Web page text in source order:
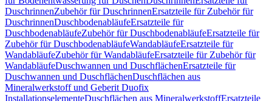
DuschrinnenZubehör für DuschrinnenErsatzteile für Zubehör für
DuschrinnenDuschbodenabläufeErsatzteile für
DuschbodenabläufeZubehör für DuschbodenabläufeErsatzteile für
Zubehör für DuschbodenabläufeWandabläufeErsatzteile für
WandabläufeZubehör für WandabläufeErsatzteile für Zubehör für
WandabläufeDuschwannen und DuschflächenErsatzteile für
Duschwannen und DuschflächenDuschflächen aus
Mineralwerkstoff und Geberit Duofix
InstallationselementeDuschflächen aus MineralwerkstoffErsatzteile